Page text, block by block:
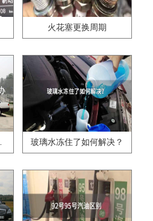
火花塞更换周期
玻璃水冻住了如何解决？